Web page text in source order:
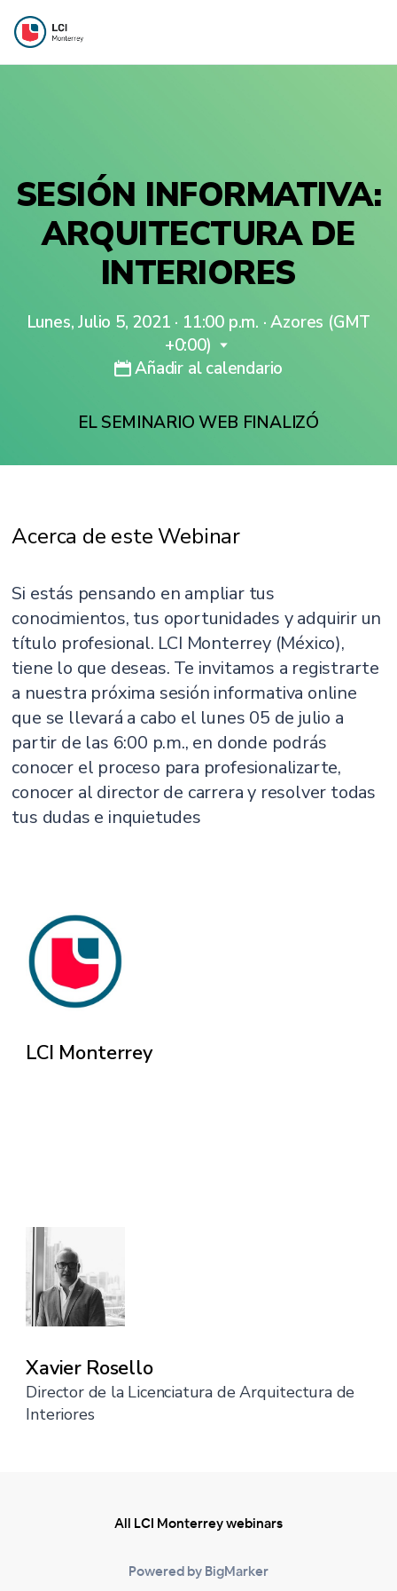
SESIÓN INFORMATIVA:
ARQUITECTURA DE
INTERIORES
Lunes, Julio 5, 2021 · 11:00 p.m. ·Azores (GMT
+0:00)
Añadir al calendario
EL SEMINARIO WEB FINALIZÓ
Acerca de este Webinar
Si estás pensando en ampliar tus
conocimientos, tus oportunidades y adquirir un
título profesional. LCI Monterrey (México),
tiene lo que deseas. Te invitamos a registrarte
a nuestra próxima sesión informativa online
que se llevará a cabo el lunes 05 de julio a
partir de las 6:00 p.m., en donde podrás
conocer el proceso para profesionalizarte,
conocer al director de carrera y resolver todas
tus dudas e inquietudes
LCI Monterrey
Xavier Rosello
Director de la Licenciatura de Arquitectura de
Interiores
All LCI Monterrey webinars
Powered by BigMarker